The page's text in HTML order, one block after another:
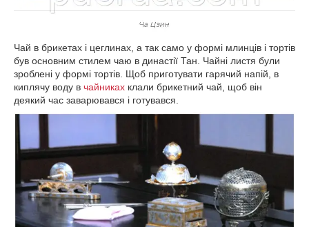
Чай в брикетах і цеглинах, а так само у формі млинців і тортів
був основним стилем чаю в династії Тан. Чайні листя були
зроблені у формі тортів. Щоб приготувати гарячий напій, в
киплячу воду в чайниках клали брикетний чай, щоб він
деякий час заварювався і готувався.